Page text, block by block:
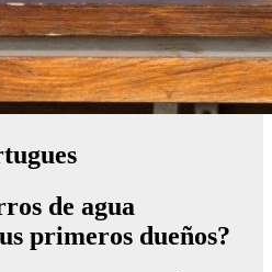
de agua
primeros dueños?